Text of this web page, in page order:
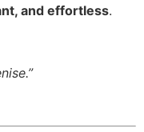
and effortless.